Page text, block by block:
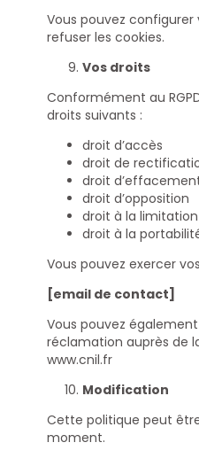
Vous pouvez
refuser les cookies.
Vos droits
Conformément au
droits suivants :
droit d’accès
droit de
droit
droit d’opposition
droit à la limitation
droit à la
Vous pouvez exercer
[email de contact]
Vous pouvez
réclamation auprès de la
www.cnil.fr
Modification
Cette politique peut
moment.